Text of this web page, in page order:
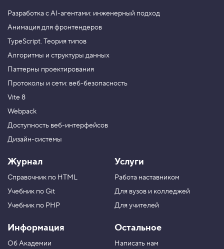
Разработка с AI-агентами: инженерный подход
Анимация для фронтендеров
TypeScript. Теория типов
Алгоритмы и структуры данных
Паттерны проектирования
Протоколы и сети: веб-безопасность
Vite 8
Webpack
Доступность веб-интерфейсов
Дизайн-системы
Журнал
Справочник по HTML
Учебник по Git
Учебник по PHP
Информация
Об Академии
Услуги
Работа наставником
Для вузов и колледжей
Для учителей
Остальное
Написать нам